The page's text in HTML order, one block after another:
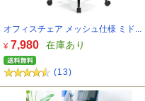
オフィスチェア メッシュ仕様 ミド...
¥ 7,980 在庫あり
(13)